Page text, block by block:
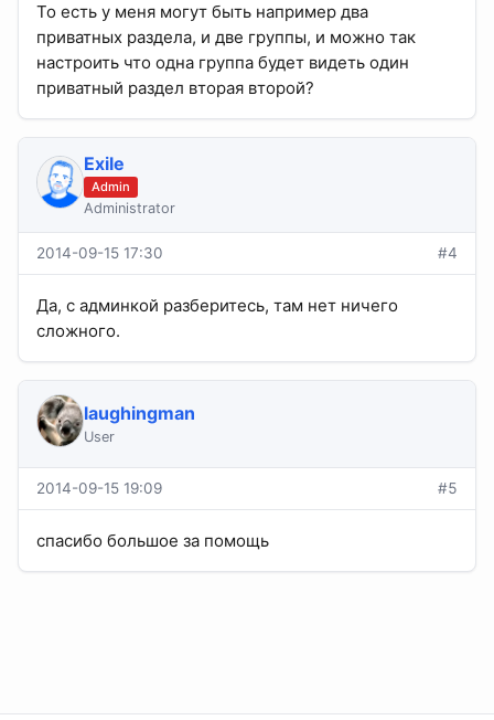
То есть у меня могут быть например два
приватных раздела, и две группы, и можно так
настроить что одна группа будет видеть один
приватный раздел вторая второй?
Exile
Admin
Administrator
2014-09-15 17:30 #4
Да, с админкой разберитесь, там нет ничего
сложного.
laughingman
User
2014-09-15 19:09 #5
спасибо большое за помощь